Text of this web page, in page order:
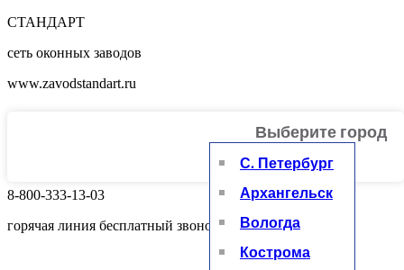
СТАНДАРТ
сеть оконных заводов
www.zavodstandart.ru
Выберите город
+
С. Петербург
Архангельск
Вологда
Кострома
8-800-333-13-03
горячая линия бесплатный звонок